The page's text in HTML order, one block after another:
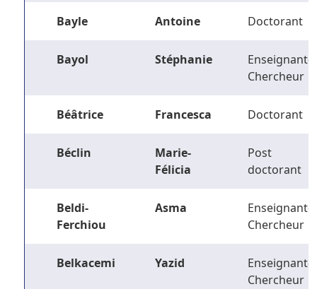
Bayle Antoine Doctorant
Bayol Stéphanie
Enseignant-
Chercheur
Béâtrice Francesca Doctorant
Béclin
Marie-
Félicia
Post
doctorant
Beldi-
Ferchiou
Asma
Enseignant-
Chercheur
Belkacemi Yazid
Enseignant-
Chercheur